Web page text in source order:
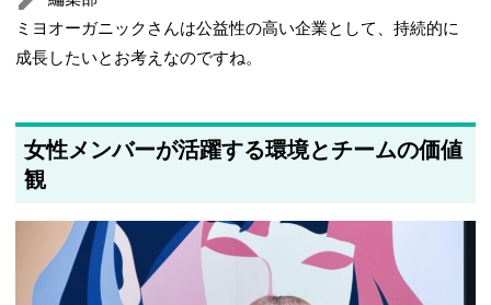
ミヨオーガニックさんは公益性の高い企業として、持続的に
成長したいとお考えなのですね。
女性メンバーが活躍する環境とチームの価値
観